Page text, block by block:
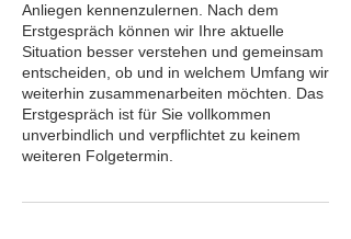
Anliegen kennenzulernen. Nach dem
Erstgespräch können wir Ihre aktuelle
Situation besser verstehen und gemeinsam
entscheiden, ob und in welchem Umfang wir
weiterhin zusammenarbeiten möchten. Das
Erstgespräch ist für Sie vollkommen
unverbindlich und verpflichtet zu keinem
weiteren Folgetermin.